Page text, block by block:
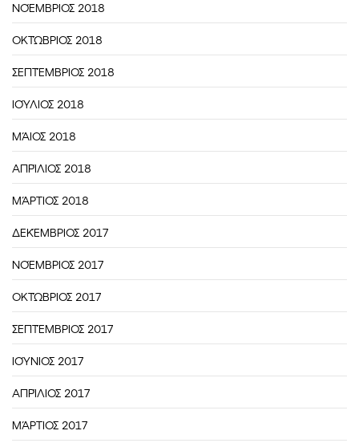
ΝΟΈΜΒΡΙΟΣ 2018
ΟΚΤΏΒΡΙΟΣ 2018
ΣΕΠΤΈΜΒΡΙΟΣ 2018
ΙΟΎΛΙΟΣ 2018
ΜΆΙΟΣ 2018
ΑΠΡΊΛΙΟΣ 2018
ΜΆΡΤΙΟΣ 2018
ΔΕΚΈΜΒΡΙΟΣ 2017
ΝΟΈΜΒΡΙΟΣ 2017
ΟΚΤΏΒΡΙΟΣ 2017
ΣΕΠΤΈΜΒΡΙΟΣ 2017
ΙΟΎΝΙΟΣ 2017
ΑΠΡΊΛΙΟΣ 2017
ΜΆΡΤΙΟΣ 2017